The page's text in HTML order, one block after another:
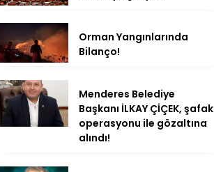
Orman Yangınlarında
Bilanço!
Menderes Belediye
Başkanı İLKAY ÇİÇEK, şafak
operasyonu ile gözaltına
alındı!